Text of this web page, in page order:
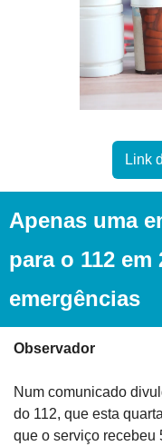
Link
Apenas uma
para o 112 em
emergências
Observador
Num comunicado
do 112, que esta
que o serviço recebeu